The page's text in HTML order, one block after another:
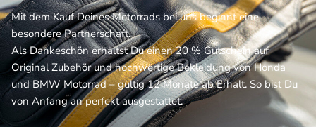
Mit dem Kauf Deines Motorrads bei uns beginnt eine
besondere Partnerschaft.
Als Dankeschön erhältst Du einen 20 % Gutschein auf
Original Zubehör und hochwertige Bekleidung von Honda
und BMW Motorrad – gültig 12 Monate ab Erhalt. So bist Du
von Anfang an perfekt ausgestattet.